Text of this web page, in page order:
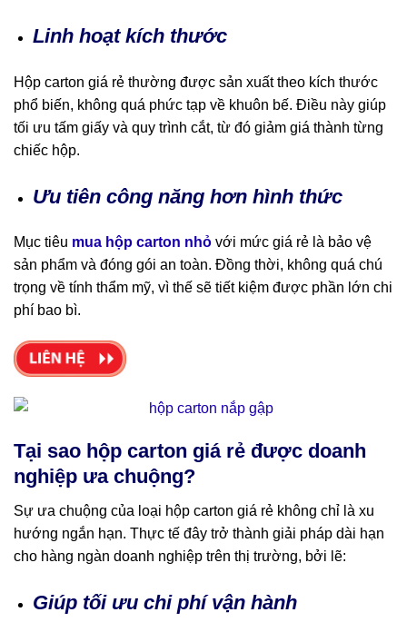
Linh hoạt kích thước
Hộp carton giá rẻ thường được sản xuất theo kích thước
phổ biến, không quá phức tạp về khuôn bế. Điều này giúp
tối ưu tấm giấy và quy trình cắt, từ đó giảm giá thành từng
chiếc hộp.
Ưu tiên công năng hơn hình thức
Mục tiêu mua hộp carton nhỏ với mức giá rẻ là bảo vệ
sản phẩm và đóng gói an toàn. Đồng thời, không quá chú
trọng về tính thẩm mỹ, vì thế sẽ tiết kiệm được phần lớn chi
phí bao bì.
Tại sao hộp carton giá rẻ được doanh
nghiệp ưa chuộng?
Sự ưa chuộng của loại hộp carton giá rẻ không chỉ là xu
hướng ngắn hạn. Thực tế đây trở thành giải pháp dài hạn
cho hàng ngàn doanh nghiệp trên thị trường, bởi lẽ:
Giúp tối ưu chi phí vận hành